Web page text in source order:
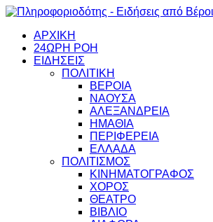
ΑΡΧΙΚΗ
24ΩΡΗ ΡΟΗ
ΕΙΔΗΣΕΙΣ
ΠΟΛΙΤΙΚΗ
ΒΕΡΟΙΑ
ΝΑΟΥΣΑ
ΑΛΕΞΑΝΔΡΕΙΑ
ΗΜΑΘΙΑ
ΠΕΡΙΦΕΡΕΙΑ
ΕΛΛΑΔΑ
ΠΟΛΙΤΙΣΜΟΣ
ΚΙΝΗΜΑΤΟΓΡΑΦΟΣ
ΧΟΡΟΣ
ΘΕΑΤΡΟ
ΒΙΒΛΙΟ